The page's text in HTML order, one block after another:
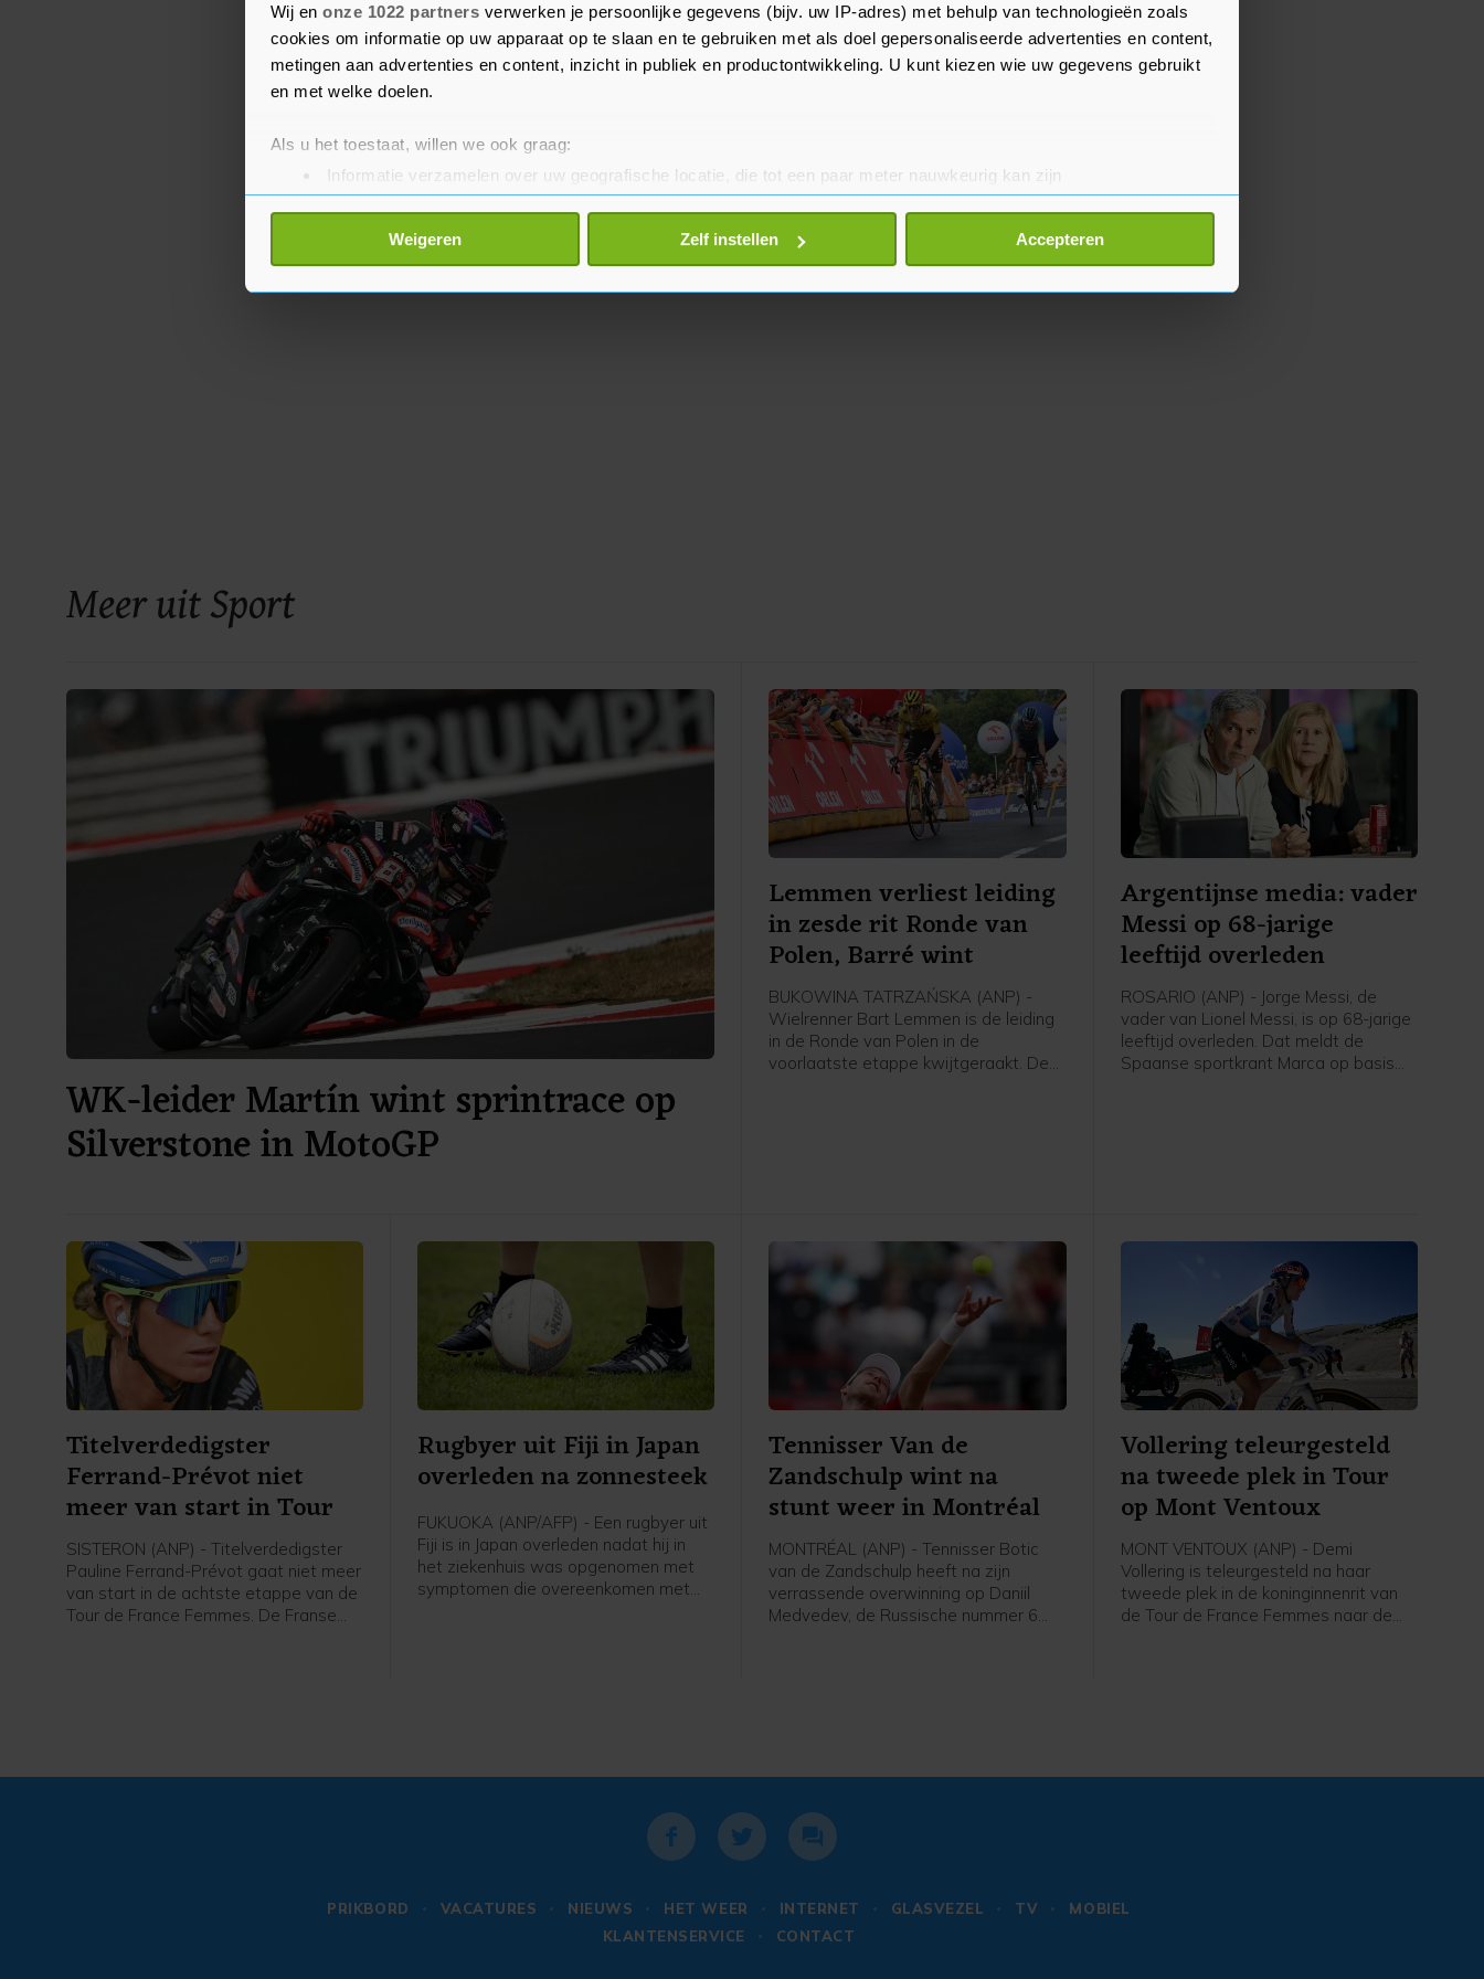
Wij en onze 1022 partners verwerken je persoonlijke gegevens (bijv. uw IP-adres) met behulp van technologieën zoals
cookies om informatie op uw apparaat op te slaan en te gebruiken met als doel gepersonaliseerde advertenties en content,
metingen aan advertenties en content, inzicht in publiek en productontwikkeling. U kunt kiezen wie uw gegevens gebruikt
en met welke doelen.
Als u het toestaat, willen we ook graag:
Informatie verzamelen over uw geografische locatie, die tot een paar meter nauwkeurig kan zijn
Uw apparaat identificeren door het actief te scannen op specifieke eigenschappen (fingerprinting)
Lees meer over hoe uw persoonlijke gegevens worden verwerkt en stel uw voorkeuren in het
detailgedeelte
toestemming op elk moment wijzigen of intrekken in de Cookieverklaring.
Weigeren Zelf instellen Accepteren
de baan belanden. Na meerdere waarschuwingen volgt
een tijdstraf.
Meer uit Sport
WK-leider Martín wint sprintrace op
Silverstone in MotoGP
Lemmen verliest leiding
in zesde rit Ronde van
Polen, Barré wint
BUKOWINA TATRZAŃSKA (ANP) -
Wielrenner Bart Lemmen is de leiding
in de Ronde van Polen in de
voorlaatste etappe kwijtgeraakt. De
Brenner (Tudor) uit Duitsland werd
derde.
Argentijnse media: vader
Messi op 68-jarige
leeftijd overleden
ROSARIO (ANP) - Jorge Messi, de
vader van Lionel Messi, is op 68-jarige
leeftijd overleden. Dat meldt de
Spaanse sportkrant Marca op basis
Titelverdedigster
Ferrand-Prévot niet
meer van start in Tour
SISTERON (ANP) - Titelverdedigster
Pauline Ferrand-Prévot gaat niet meer
van start in de achtste etappe van de
Tour de France Femmes. De Franse
Rugbyer uit Fiji in Japan
overleden na zonnesteek
FUKUOKA (ANP/AFP) - Een rugbyer uit
Fiji is in Japan overleden nadat hij in
het ziekenhuis was opgenomen met
symptomen die overeenkomen met
Tennisser Van de
Zandschulp wint na
stunt weer in Montréal
MONTRÉAL (ANP) - Tennisser Botic
van de Zandschulp heeft na zijn
verrassende overwinning op Daniil
Medvedev, de Russische nummer 6
Vollering teleurgesteld
na tweede plek in Tour
op Mont Ventoux
MONT VENTOUX (ANP) - Demi
Vollering is teleurgesteld na haar
tweede plek in de koninginnenrit van
de Tour de France Femmes naar de
PRIKBORD VACATURES NIEUWS HET WEER INTERNET GLASVEZEL TV
MOBIEL
KLANTENSERVICE
CONTACT